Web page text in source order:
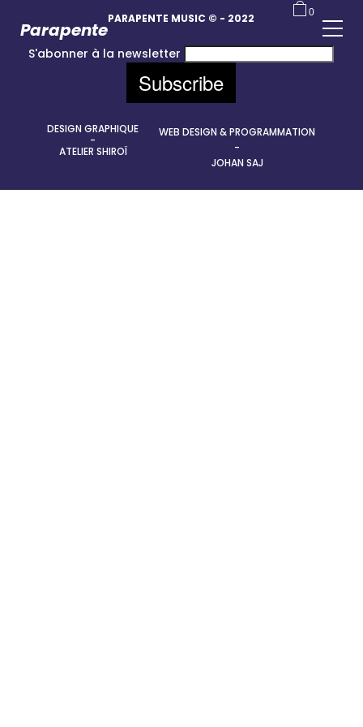
Parapente
0
PARAPENTE MUSIC © - 2022
S'abonner à la newsletter
DESIGN GRAPHIQUE
-
ATELIER SHIROÏ
WEB DESIGN & PROGRAMMATION
-
JOHAN SAJ